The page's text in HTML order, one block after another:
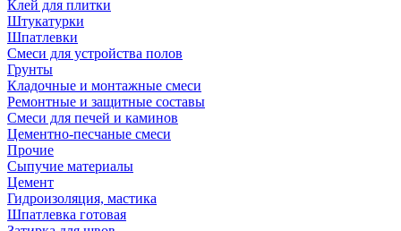
Клей для плитки
Штукатурки
Шпатлевки
Смеси для устройства полов
Грунты
Кладочные и монтажные смеси
Ремонтные и защитные составы
Смеси для печей и каминов
Цементно-песчаные смеси
Прочие
Сыпучие материалы
Цемент
Гидроизоляция, мастика
Шпатлевка готовая